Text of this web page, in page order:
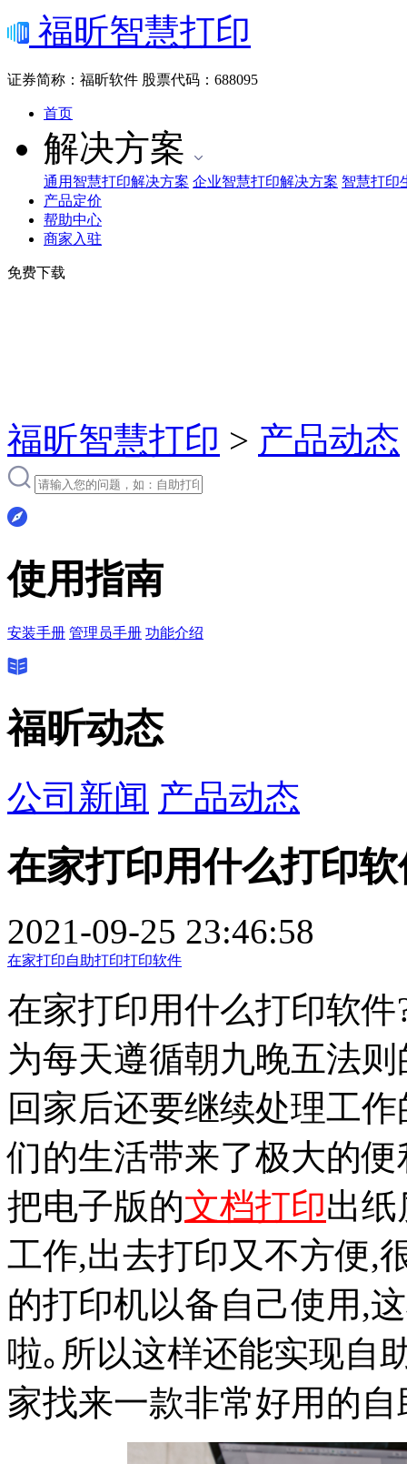
福昕智慧打印
证券简称：福昕软件 股票代码：688095
首页
解决方案
通用智慧打印解决方案 企业智慧打印解决方案 智慧打印
产品定价
帮助中心
商家入驻
免费下载
福昕智慧打印 > 产品动态
使用指南
安装手册 管理员手册 功能介绍
福昕动态
公司新闻 产品动态
在家打印用什么打印软
2021-09-25 23:46:58
在家打印自助打印打印软件
在家打印用什么打印软
为每天遵循朝九晚五法
回家后还要继续处理工
们的生活带来了极大的
把电子版的文档打印出
工作,出去打印又不方便,
的打印机以备自己使用,
啦｡所以这样还能实现自
家找来一款非常好用的